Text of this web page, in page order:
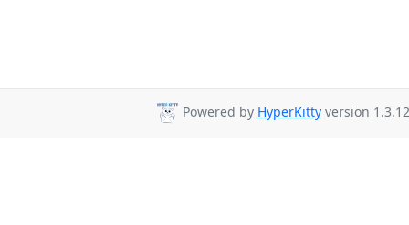
Powered by HyperKitty version